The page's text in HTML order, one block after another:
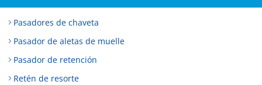
Pasadores de chaveta
Pasador de aletas de muelle
Pasador de retención
Retén de resorte